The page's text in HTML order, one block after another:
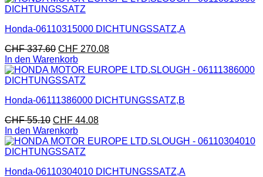
Honda-06110315000 DICHTUNGSSATZ,A
CHF337.60 CHF 270.08
In den Warenkorb
Honda-06111386000 DICHTUNGSSATZ,B
CHF55.10 CHF 44.08
In den Warenkorb
Honda-06110304010 DICHTUNGSSATZ,A